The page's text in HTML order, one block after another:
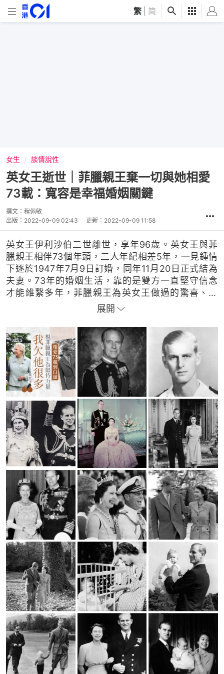
繁 简
女生 談情說性
英女王逝世｜菲臘親王棄一切與她相愛
73載：寬容是幸福婚姻關鍵
撰文： 程佩敏
出版： 2022-09-09 02:43 更新： 2022-09-09 11:58
英女王伊利沙伯二世離世，享年96歲。英女王與菲
臘親王相伴73個年頭，二人年紀相差5年，一見鍾情
下逐於1947年7月9日訂婚，同年11月20日正式結為
夫妻。73年的婚姻生活，靠的是雙方一直堅守信念
才能維繫多年，菲臘親王為英女王做過的驚喜、默
默在身邊守護對方等等的甜蜜秘訣，都能令英女王
忘懷。
展開